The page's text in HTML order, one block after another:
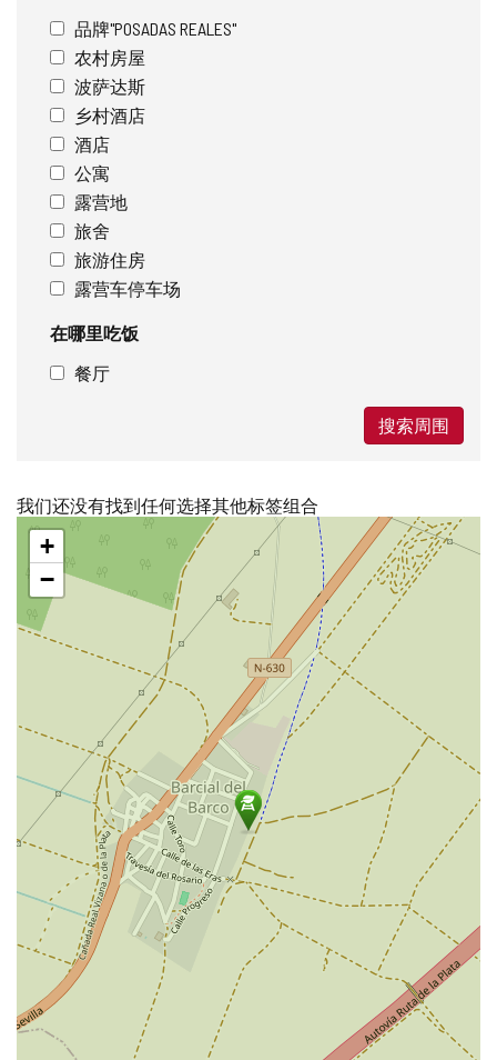
品牌"POSADAS REALES"
农村房屋
波萨达斯
乡村酒店
酒店
公寓
露营地
旅舍
旅游住房
露营车停车场
在哪里吃饭
餐厅
搜索周围
我们还没有找到任何选择其他标签组合
跳
地
图
+
−